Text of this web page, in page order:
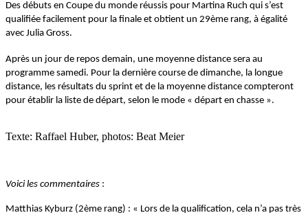
Des débuts en Coupe du monde réussis pour Martina Ruch qui s’est
qualifiée facilement pour la finale et obtient un 29ème rang, à égalité
avec Julia Gross.
Après un jour de repos demain, une moyenne distance sera au
programme samedi. Pour la dernière course de dimanche, la longue
distance, les résultats du sprint et de la moyenne distance compteront
pour établir la liste de départ, selon le mode « départ en chasse ».
Texte: Raffael Huber, photos: Beat Meier
Voici les commentaires :
Matthias Kyburz (2ème rang) : « Lors de la qualification, cela n’a pas très